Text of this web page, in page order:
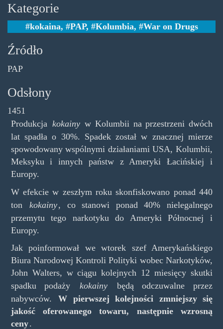
Kategorie
kokaina, PAP, Kolumbia, War on Drugs
Źródło
PAP
Odsłony
1451
Produkcja kokainy w Kolumbii na przestrzeni dwóch
lat spadła o 30%. Spadek został w znacznej mierze
spowodowany wspólnymi działaniami USA, Kolumbii,
Meksyku i innych państw z Ameryki Łacińskiej i
Europy.
W efekcie w zeszłym roku skonfiskowano ponad 440
ton
kokainy, co stanowi ponad 40% nielegalnego
przemytu tego narkotyku do Ameryki Północnej i
Europy.
Jak poinformował we wtorek szef Amerykańskiego
Biura Narodowej Kontroli Polityki wobec Narkotyków,
John Walters, w ciągu kolejnych 12 miesięcy skutki
spadku podaży
kokainy
będą odczuwalne przez
nabywców.
W pierwszej kolejności zmniejszy się
jakość oferowanego towaru, następnie wzrosną
ceny.